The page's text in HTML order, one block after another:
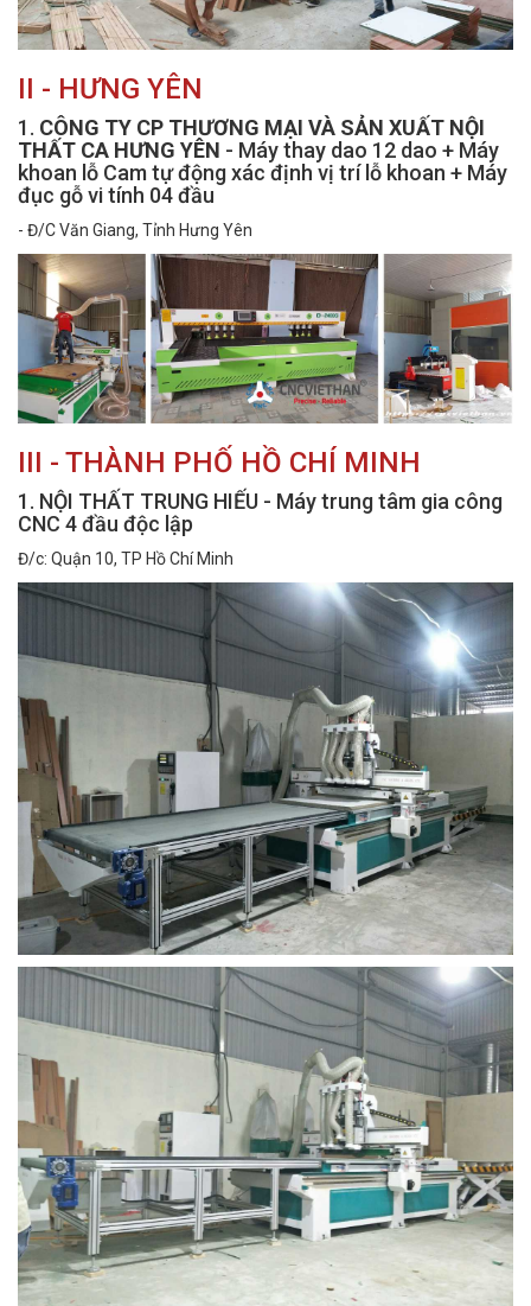
II - HƯNG YÊN
1. CÔNG TY CP THƯƠNG MẠI VÀ SẢN XUẤT NỘI
THẤT CA HƯNG YÊN - Máy thay dao 12 dao + Máy
khoan lỗ Cam tự động xác định vị trí lỗ khoan + Máy
đục gỗ vi tính 04 đầu
- Đ/C Văn Giang, Tỉnh Hưng Yên
III - THÀNH PHỐ HỒ CHÍ MINH
1. NỘI THẤT TRUNG HIẾU - Máy trung tâm gia công
CNC 4 đầu độc lập
Đ/c: Quận 10, TP Hồ Chí Minh